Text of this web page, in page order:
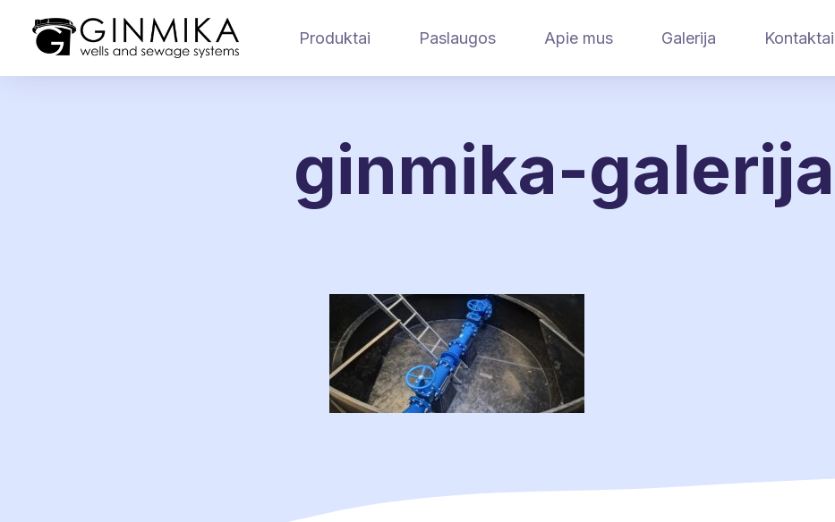
Produktai Paslaugos Apie mus Galerija Kontaktai
ginmika-